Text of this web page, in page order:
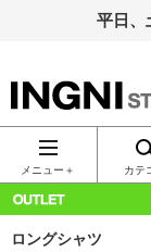
平日、
INGNI（
グ）公式
販｜
メニュー＋ カテ
ロングシャツ